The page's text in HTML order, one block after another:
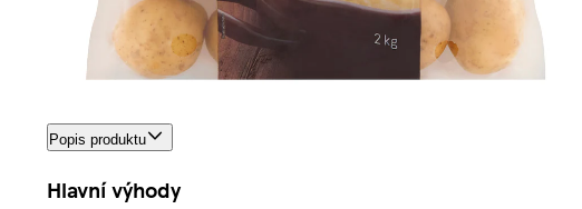
Popis produktu
Hlavní výhody